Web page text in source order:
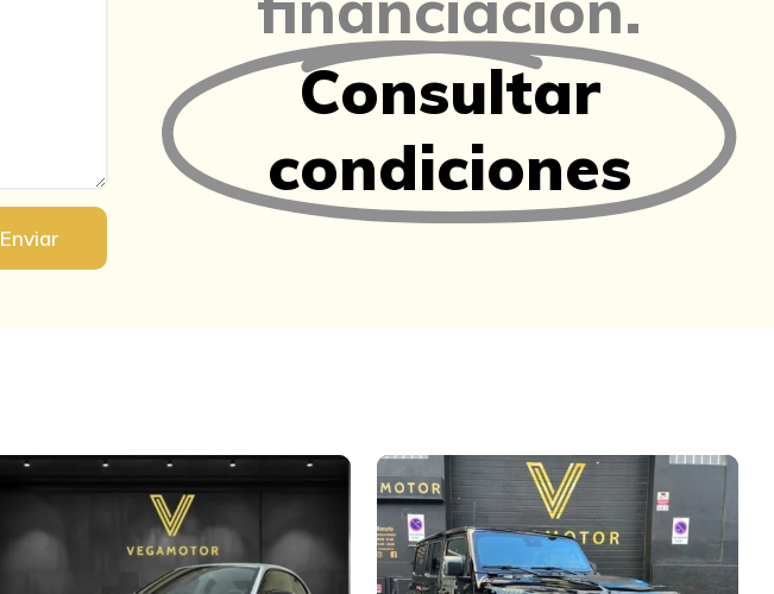
Enviar
Consultar
condiciones